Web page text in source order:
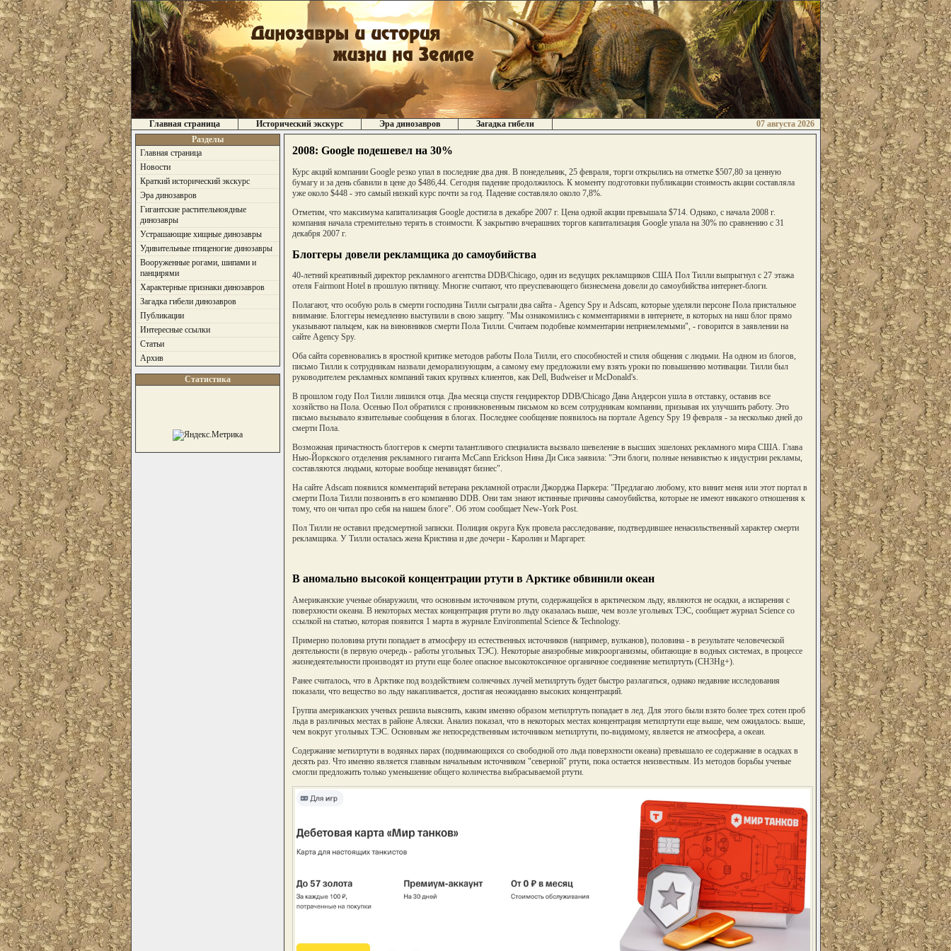
Главная страница Исторический экскурс Эра динозавров Загадка гибели
07 августа 2026
Разделы
Главная страница
Новости
Краткий исторический экскурс
Эра динозавров
Гигантские растительноядные
динозавры
Устрашающие хищные динозавры
Удивительные птиценогие динозавры
Вооруженные рогами, шипами и
панцирями
Характерные признаки динозавров
Загадка гибели динозавров
Публикации
Интересные ссылки
Статьи
Архив
Статистика
2008: Google подешевел на 30%
Курс акций компании Google резко упал в последние два дня. В понедельник, 25 февраля, торги открылись на отметке $507,80 за ценную
бумагу и за день сбавили в цене до $486,44. Сегодня падение продолжилось. К моменту подготовки публикации стоимость акции составляла
уже около $448 - это самый низкий курс почти за год. Падение составляло около 7,8%.
Отметим, что максимума капитализация Google достигла в декабре 2007 г. Цена одной акции превышала $714. Однако, с начала 2008 г.
компания начала стремительно терять в стоимости. К закрытию вчерашних торгов капитализация Google упала на 30% по сравнению с 31
декабря 2007 г.
Блоггеры довели рекламщика до самоубийства
40-летний креативный директор рекламного агентства DDB/Chicago, один из ведущих рекламщиков США Пол Тилли выпрыгнул с 27 этажа
отеля Fairmont Hotel в прошлую пятницу. Многие считают, что преуспевающего бизнесмена довели до самоубийства интернет-блоги.
Полагают, что особую роль в смерти господина Тилли сыграли два сайта - Agency Spy и Adscam, которые уделяли персоне Пола пристальное
внимание. Блоггеры немедленно выступили в свою защиту. "Мы ознакомились с комментариями в интернете, в которых на наш блог прямо
указывают пальцем, как на виновников смерти Пола Тилли. Считаем подобные комментарии неприемлемыми", - говорится в заявлении на
сайте Agency Spy.
Оба сайта соревновались в яростной критике методов работы Пола Тилли, его способностей и стиля общения с людьми. На одном из блогов,
письмо Тилли к сотрудникам назвали деморализующим, а самому ему предложили ему взять уроки по повышению мотивации. Тилли был
руководителем рекламных компаний таких крупных клиентов, как Dell, Budweiser и McDonald's.
В прошлом году Пол Тилли лишился отца. Два месяца спустя гендиректор DDB/Chicago Дана Андерсон ушла в отставку, оставив все
хозяйство на Пола. Осенью Пол обратился с проникновенным письмом ко всем сотрудникам компании, призывая их улучшить работу. Это
письмо вызывало язвительные сообщения в блогах. Последнее сообщение появилось на портале Agency Spy 19 февраля - за несколько дней до
смерти Пола.
Возможная причастность блоггеров к смерти талантливого специалиста вызвало шевеление в высших эшелонах рекламного мира США. Глава
Нью-Йоркского отделения рекламного гиганта McCann Erickson Нина Ди Сиса заявила: "Эти блоги, полные ненавистью к индустрии рекламы,
составляются людьми, которые вообще ненавидят бизнес".
На сайте Adscam появился комментарий ветерана рекламной отрасли Джорджа Паркера: "Предлагаю любому, кто винит меня или этот портал в
смерти Пола Тилли позвонить в его компанию DDB. Они там знают истинные причины самоубийства, которые не имеют никакого отношения к
тому, что он читал про себя на нашем блоге". Об этом сообщает New-York Post.
Пол Тилли не оставил предсмертной записки. Полиция округа Кук провела расследование, подтвердившее ненасильственный характер смерти
рекламщика. У Тилли осталась жена Кристина и две дочери - Каролин и Маргарет.
В аномально высокой концентрации ртути в Арктике обвинили океан
Американские ученые обнаружили, что основным источником ртути, содержащейся в арктическом льду, являются не осадки, а испарения с
поверхности океана. В некоторых местах концентрация ртути во льду оказалась выше, чем возле угольных ТЭС, сообщает журнал Science со
ссылкой на статью, которая появится 1 марта в журнале Environmental Science & Technology.
Примерно половина ртути попадает в атмосферу из естественных источников (например, вулканов), половина - в результате человеческой
деятельности (в первую очередь - работы угольных ТЭС). Некоторые анаэробные микроорганизмы, обитающие в водных системах, в процессе
жизнедеятельности производят из ртути еще более опасное высокотоксичное органичное соединение метилртуть (CH3Hg+).
Ранее считалось, что в Арктике под воздействием солнечных лучей метилртуть будет быстро разлагаться, однако недавние исследования
показали, что вещество во льду накапливается, достигая неожиданно высоких концентраций.
Группа американских ученых решила выяснить, каким именно образом метилртуть попадает в лед. Для этого были взято более трех сотен проб
льда в различных местах в районе Аляски. Анализ показал, что в некоторых местах концентрация метилртути еще выше, чем ожидалось: выше,
чем вокруг угольных ТЭС. Основным же непосредственным источником метилртути, по-видимому, является не атмосфера, а океан.
Содержание метилртути в водяных парах (поднимающихся со свободной ото льда поверхности океана) превышало ее содержание в осадках в
десять раз. Что именно является главным начальным источником "северной" ртути, пока остается неизвестным. Из методов борьбы ученые
смогли предложить только уменьшение общего количества выбрасываемой ртути.